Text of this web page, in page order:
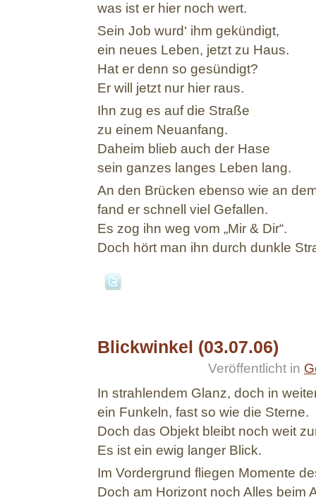
was ist er hier noch wert.
Sein Job wurd‘ ihm gekündigt,
ein neues Leben, jetzt zu Haus.
Hat er denn so gesündigt?
Er will jetzt nur hier raus.
Ihn zug es auf die Straße
zu einem Neuanfang.
Daheim blieb auch der Hase
sein ganzes langes Leben lang.
An den Brücken ebenso wie an
fand er schnell viel Gefallen.
Es zog ihn weg vom „Mir & Dir“.
Doch hört man ihn durch dunkle
Blickwinkel (03.07.06)
Veröffentlicht in
In strahlendem Glanz, doch in
ein Funkeln, fast so wie die Sterne.
Doch das Objekt bleibt noch weit
Es ist ein ewig langer Blick.
Im Vordergrund fliegen Momente
Doch am Horizont noch Alles beim